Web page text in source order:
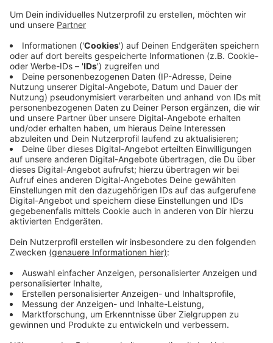
elektronische Patientenakte informiert zu fühlen. 45
informiert. Bei der Betrachtung der verschiedenen
Altersgruppen zeigt sich eine interessante
Abweichung in der Gruppe der ältesten Befragten über
60 Jahre: Hier überwiegt mit 52 Prozent der Anteil
derer, die sich sehr gut oder eher gut informiert fühlen.
"Offenbar haben sich gerade die älteren Menschen, die
häufiger von Erkrankungen betroffen sind und öfter in
die Arztpraxis müssen, schon intensiver mit dem
Thema ePA und den Vorteilen der Patientenakte
auseinandergesetzt", sagt Dr. Carola Reimann,
Vorstandsvorsitzende des AOK-Bundesverbandes.
Anzeige
So richten sie die E-Akte ein
Anzeige
Wie Sie die richtige App finden